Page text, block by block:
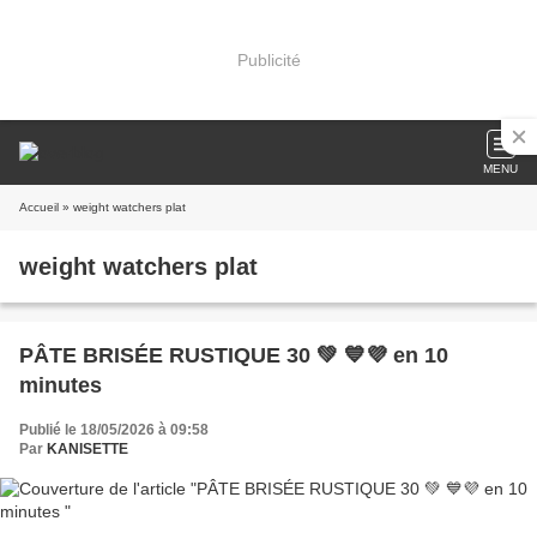
Publicité
MENU
Accueil » weight watchers plat
weight watchers plat
PÂTE BRISÉE RUSTIQUE 30 💚 💙💜 en 10
minutes
Publié le 18/05/2026 à 09:58
Par KANISETTE